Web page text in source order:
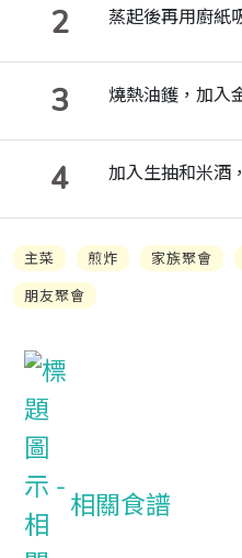
2 蒸起後再用廚紙
3 燒熱油鑊，加入
4 加入生抽和米酒
主菜 煎炸 家族聚會
朋友聚會
相關食譜